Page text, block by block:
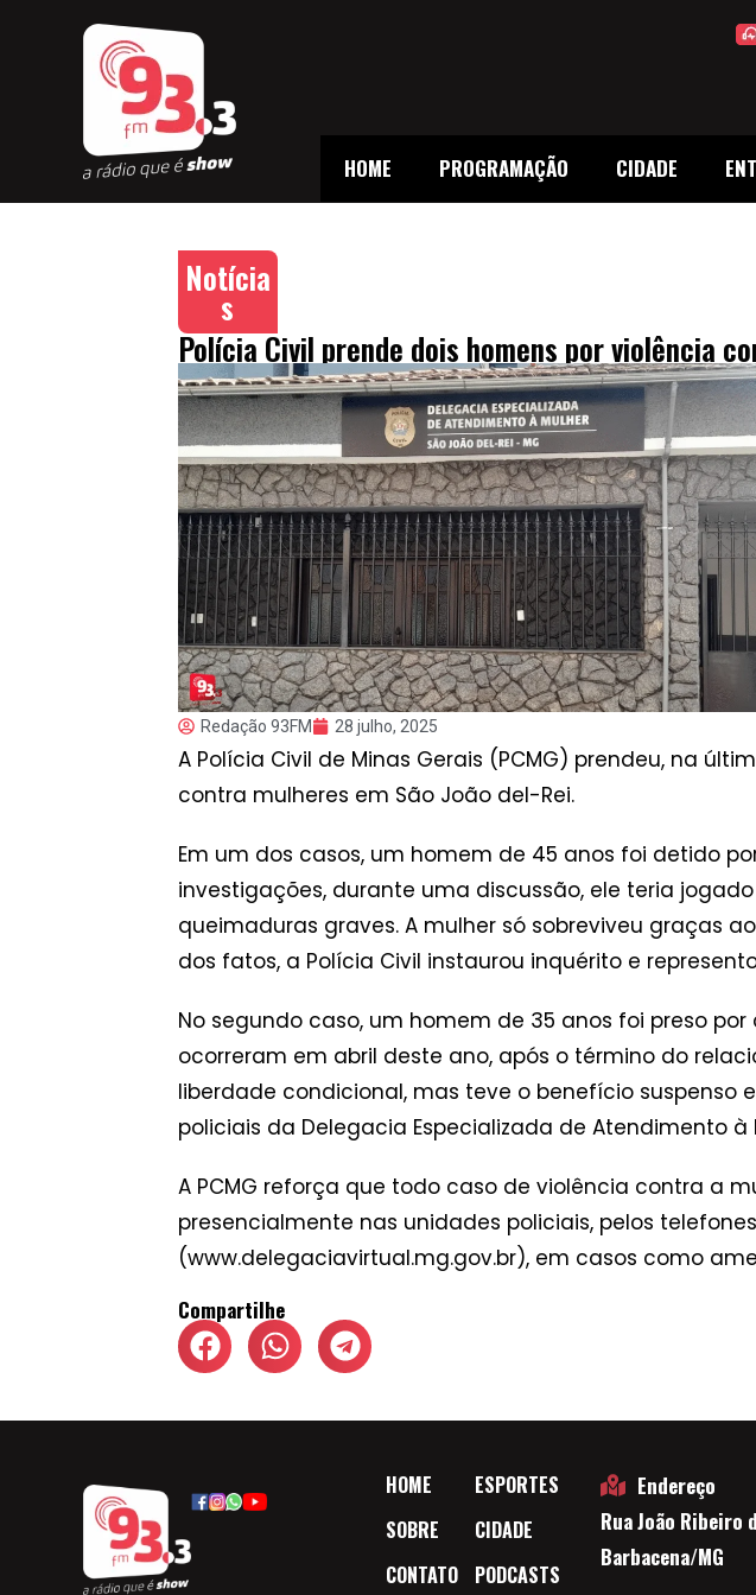
HOME PROGRAMAÇÃO CIDADE
Notícia
s
Polícia Civil prende dois homens por violência
Redação 93FM 28 julho, 2025
A Polícia Civil de Minas Gerais (PCMG) prendeu, na
contra mulheres em São João del-Rei.
Em um dos casos, um homem de 45 anos foi detido
investigações, durante uma discussão, ele teria
queimaduras graves. A mulher só sobreviveu graças
dos fatos, a Polícia Civil instaurou inquérito e
No segundo caso, um homem de 35 anos foi preso
ocorreram em abril deste ano, após o término do
liberdade condicional, mas teve o benefício suspenso
policiais da Delegacia Especializada de Atendimento
A PCMG reforça que todo caso de violência contra a
presencialmente nas unidades policiais, pelos
(www.delegaciavirtual.mg.gov.br), em casos como
Compartilhe
HOME
SOBRE
CONTATO
ESPORTES
CIDADE
PODCASTS
Endereço
Rua João Ribeiro
Barbacena/MG